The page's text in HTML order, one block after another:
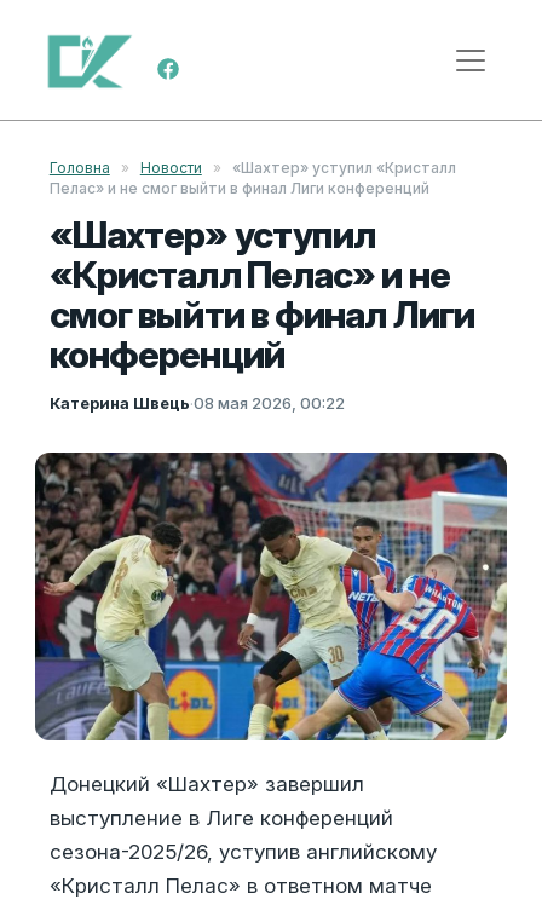
Перейти к содержимому
Меню навигации
Головна » Новости »
«Шахтер» уступил «Кристалл
Пелас» и не смог выйти в финал Лиги конференций
«Шахтер» уступил
«Кристалл Пелас» и не
смог выйти в финал Лиги
конференций
Катерина Швець·08 мая 2026, 00:22
Донецкий «Шахтер» завершил
выступление в Лиге конференций
сезона-2025/26, уступив английскому
«Кристалл Пелас» в ответном матче